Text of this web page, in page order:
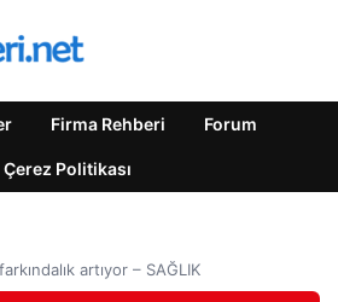
Firma Rehberi Forum
Çerez Politikası
artıyor – SAĞLIK